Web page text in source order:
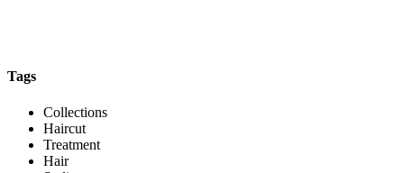
Tags
Collections
Haircut
Treatment
Hair